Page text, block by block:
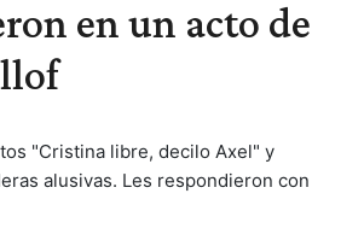
en un acto de
"Cristina libre, decilo Axel" y
alusivas. Les respondieron con